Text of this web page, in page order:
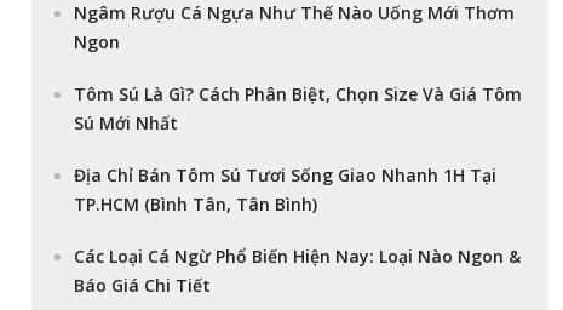
Ngâm Rượu Cá Ngựa Như Thế Nào Uống Mới Thơm
Ngon
Tôm Sú Là Gì? Cách Phân Biệt, Chọn Size Và Giá Tôm
Sú Mới Nhất
Địa Chỉ Bán Tôm Sú Tươi Sống Giao Nhanh 1H Tại
TP.HCM (Bình Tân, Tân Bình)
Các Loại Cá Ngừ Phổ Biến Hiện Nay: Loại Nào Ngon &
Báo Giá Chi Tiết